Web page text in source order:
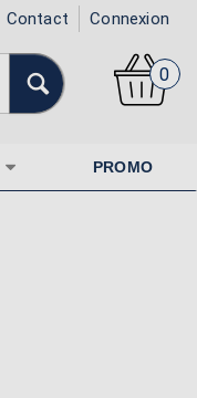
Contact Connexion
0
PROMO